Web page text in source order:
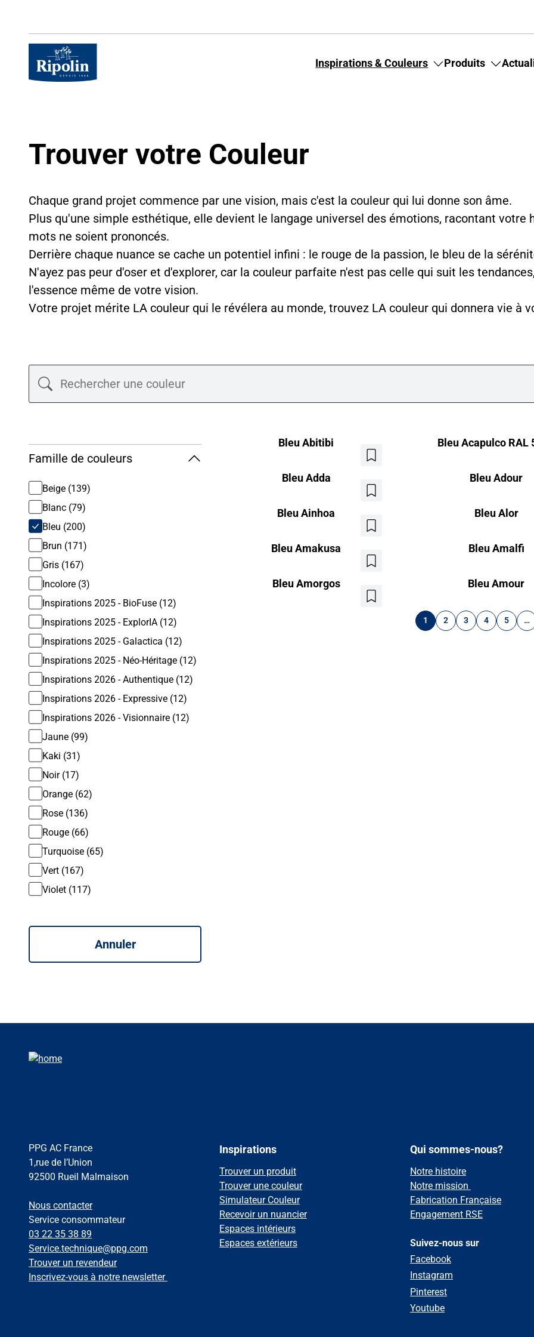
Inspirations & Couleurs
Toggle
Produits
Toggle
Trouver votre Couleur
Chaque grand projet commence par une vision, mais c'est la couleur qui lui donne son âme.
Plus qu'une simple esthétique, elle devient le langage universel des émotions, racontant votre
mots ne soient prononcés.
Derrière chaque nuance se cache un potentiel infini : le rouge de la passion, le bleu de la
N'ayez pas peur d'oser et d'explorer, car la couleur parfaite n'est pas celle qui suit les
l'essence même de votre vision.
Votre projet mérite LA couleur qui le révélera au monde, trouvez LA couleur qui donnera vie à
Filtrer
les
résultats
de
recherche
Famille de couleurs
Beige (139)
Blanc (79)
Bleu (200)
Brun (171)
Gris (167)
Incolore (3)
Inspirations 2025 - BioFuse (12)
Inspirations 2025 - ExplorIA (12)
Inspirations 2025 - Galactica (12)
Inspirations 2025 - Néo-Héritage (12)
Inspirations 2026 - Authentique (12)
Inspirations 2026 - Expressive (12)
Inspirations 2026 - Visionnaire (12)
Jaune (99)
Kaki (31)
Noir (17)
Orange (62)
Rose (136)
Rouge (66)
Turquoise (65)
Vert (167)
Violet (117)
Ajouter
Bleu Abitibi Bleu Acapulco RAL
Ajouter
Bleu Adda Bleu Adour
Ajouter
Bleu Ainhoa Bleu Alor
Ajouter
Bleu Amakusa Bleu Amalfi
Ajouter
Bleu Amorgos Bleu Amour
1 2 3 4 5 …
PPG AC France
1,rue de l’Union
92500 Rueil Malmaison
Nous contacter
Service consommateur
03 22 35 38 89
Service.technique@ppg.com
Trouver un revendeur
Inscrivez-vous à notre newsletter
Inspirations
Trouver un produit
Trouver une couleur
Simulateur Couleur
Recevoir un nuancier
Espaces intérieurs
Espaces extérieurs
Qui sommes-nous?
Notre histoire
Notre mission
Fabrication Française
Engagement RSE
Suivez-nous sur
Facebook
Instagram
Pinterest
Youtube